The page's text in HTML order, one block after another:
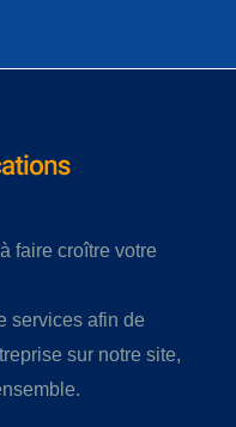
faire croître votre
services afin de
sur notre site,